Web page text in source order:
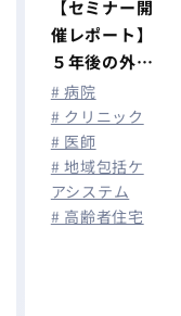
【セミナー開
催レポート】
５年後の外来
減少を勝ち抜
く「医住連
携」の決断
患者が途切れ
ない「仕組
み」づくり
# 病院
# クリニック
# 医師
# 地域包括ケ
アシステム
# 高齢者住宅